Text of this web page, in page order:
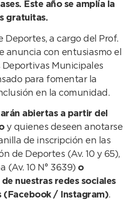
Este año se amplía la
gratuitas.
Deportes, a cargo del Prof.
anuncia con entusiasmo el
Deportivas Municipales
para fomentar la
en la comunidad.
abiertas a partir del
y quienes deseen anotarse
de inscripción en las
de Deportes (Av. 10 y 65),
(Av. 10 N° 3639) o
nuestras redes sociales
(Facebook / Instagram).